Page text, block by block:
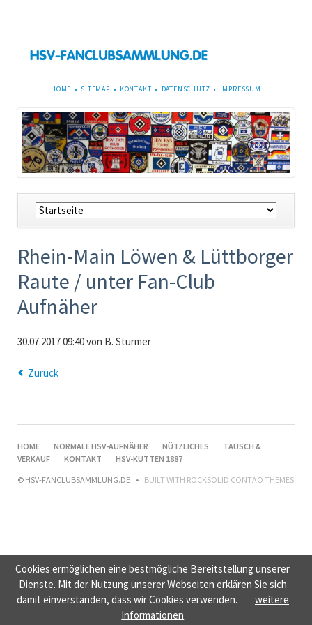
NAVIGATION
HOME SITEMAP KONTAKT DATENSCHUTZ IMPRESSUM
Navigation
überspringen
Rhein-Main Löwen & Lüttborger
Raute / unter Fan-Club
Aufnäher
30.07.2017 09:40von B. Stürmer
Zurück
NAVIGATION
ÜBERSPRINGEN
HOME NORMALE HSV-AUFNÄHER NÜTZLICHES
TAUSCH &
VERKAUF
KONTAKT
HSV-KUTTEN 1887
© HSV-FANCLUBSAMMLUNG.DE
BUILT WITH ROCKSOLID CONTAO THEMES
Cookies ermöglichen eine bestmögliche Bereitstellung unserer
Dienste. Mit der Nutzung unserer Webseiten erklären Sie sich
damit einverstanden, dass wir Cookies verwenden.
weitere
Informationen